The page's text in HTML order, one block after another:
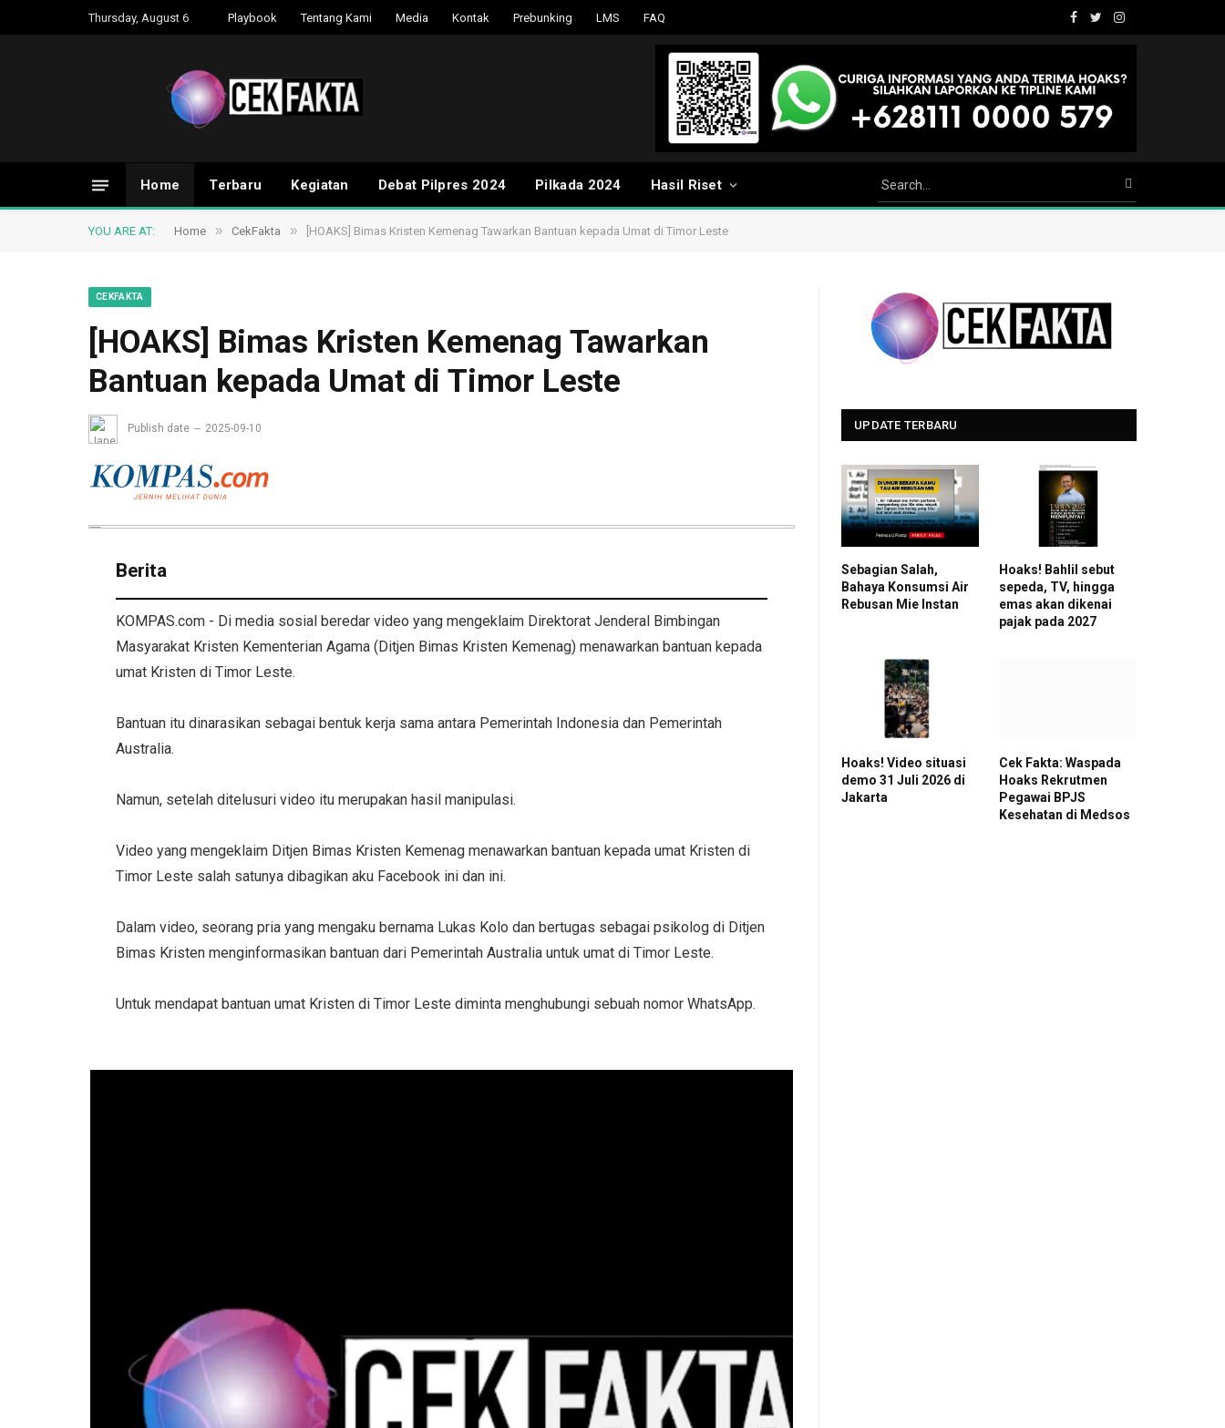
Thursday, August 6 Playbook Tentang Kami Media Kontak Prebunking LMS FAQ
Facebook
TwitterInstagram
Home Terbaru Kegiatan Debat Pilpres 2024 Pilkada 2024 Hasil Riset
YOU ARE AT: Home » CekFakta » [HOAKS] Bimas Kristen Kemenag Tawarkan Bantuan kepada Umat di Timor Leste
CEKFAKTA
[HOAKS] Bimas Kristen Kemenag Tawarkan
Bantuan kepada Umat di Timor Leste
Publish date 2025-09-10
Berita
KOMPAS.com - Di media sosial beredar video yang mengeklaim Direktorat Jenderal Bimbingan
Masyarakat Kristen Kementerian Agama (Ditjen Bimas Kristen Kemenag) menawarkan bantuan kepada
umat Kristen di Timor Leste.
Bantuan itu dinarasikan sebagai bentuk kerja sama antara Pemerintah Indonesia dan Pemerintah
Australia.
Namun, setelah ditelusuri video itu merupakan hasil manipulasi.
Video yang mengeklaim Ditjen Bimas Kristen Kemenag menawarkan bantuan kepada umat Kristen di
Timor Leste salah satunya dibagikan aku Facebook ini dan ini.
Dalam video, seorang pria yang mengaku bernama Lukas Kolo dan bertugas sebagai psikolog di Ditjen
Bimas Kristen menginformasikan bantuan dari Pemerintah Australia untuk umat di Timor Leste.
Untuk mendapat bantuan umat Kristen di Timor Leste diminta menghubungi sebuah nomor WhatsApp.
UPDATE TERBARU
Sebagian Salah,
Bahaya Konsumsi Air
Rebusan Mie Instan
Hoaks! Bahlil sebut
sepeda, TV, hingga
emas akan dikenai
pajak pada 2027
Hoaks! Video situasi
demo 31 Juli 2026 di
Jakarta
Cek Fakta: Waspada
Hoaks Rekrutmen
Pegawai BPJS
Kesehatan di Medsos